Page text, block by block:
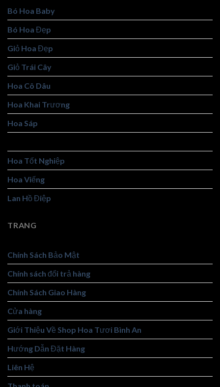
Bó Hoa Baby
Bó Hoa Đẹp
Giỏ Hoa Đẹp
Giỏ Trái Cây
Hoa Cô Dâu
Hoa Khai Trương
Hoa Sáp
Hoa Tốt Nghiệp
Hoa Viếng
Lan Hồ Điệp
TRANG
Chính Sách Bảo Mật
Chính sách đổi trả hàng
Chính Sách Giao Hàng
Cửa hàng
Giới Thiệu Về Shop Hoa Tươi Bình An
Hướng Dẫn Đặt Hàng
Liên Hệ